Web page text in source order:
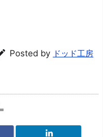
Posted by ドッド工房